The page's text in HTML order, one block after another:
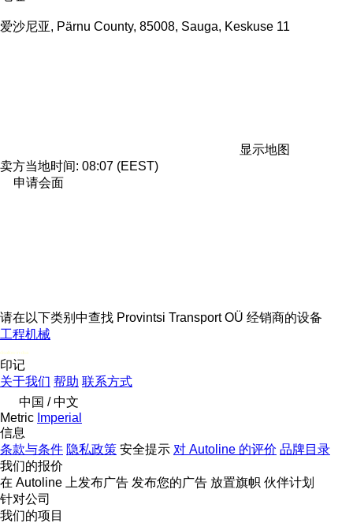
爱沙尼亚, Pärnu County, 85008, Sauga, Keskuse 11
显示地图
卖方当地时间: 08:07 (EEST)
申请会面
请在以下类别中查找 Provintsi Transport OÜ 经销商的设备
工程机械
disallow-in-dsa
印记
关于我们 帮助 联系方式
中国 / 中文
Metric Imperial
信息
条款与条件 隐私政策 安全提示 对 Autoline 的评价 品牌目录
我们的报价
在 Autoline 上发布广告 发布您的广告 放置旗帜 伙伴计划
针对公司
我们的项目